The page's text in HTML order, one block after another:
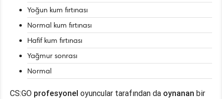
Yoğun kum fırtınası
Normal kum fırtınası
Hafif kum fırtınası
Yağmur sonrası
Normal
CS:GO profesyonel oyuncular tarafından da oynanan bir